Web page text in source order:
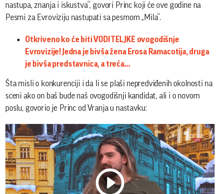
nastupa, znanja i iskustva“, govori Princ koji će ove godine na
Pesmi za Evroviziju nastupati sa pesmom „Mila“.
Otkriveno ko će biti VODITELJKE ovogodišnje
Evrovizije! Jedna je bivša žena Erosa Ramacotija, druga
je bivša predstavnica, a treća...
Šta misli o konkurenciji i da li se plaši nepredviđenih okolnosti na
sceni ako on baš bude naš ovogodišnji kandidat, ali i o novom
poslu, govorio je Princ od Vranja u nastavku: